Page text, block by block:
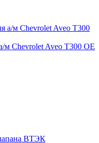
м Chevrolet Aveo Т300 OE